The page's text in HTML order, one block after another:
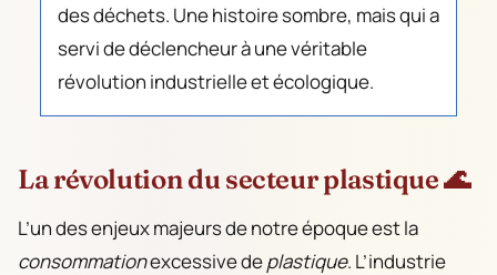
des déchets. Une histoire sombre, mais qui a
servi de déclencheur à une véritable
révolution industrielle et écologique.
La révolution du secteur plastique 🌊
L’un des enjeux majeurs de notre époque est la
consommationexcessive deplastique. L’industrie